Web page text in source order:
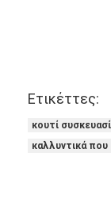
Ετικέττες:
κουτί
καλλυντικά